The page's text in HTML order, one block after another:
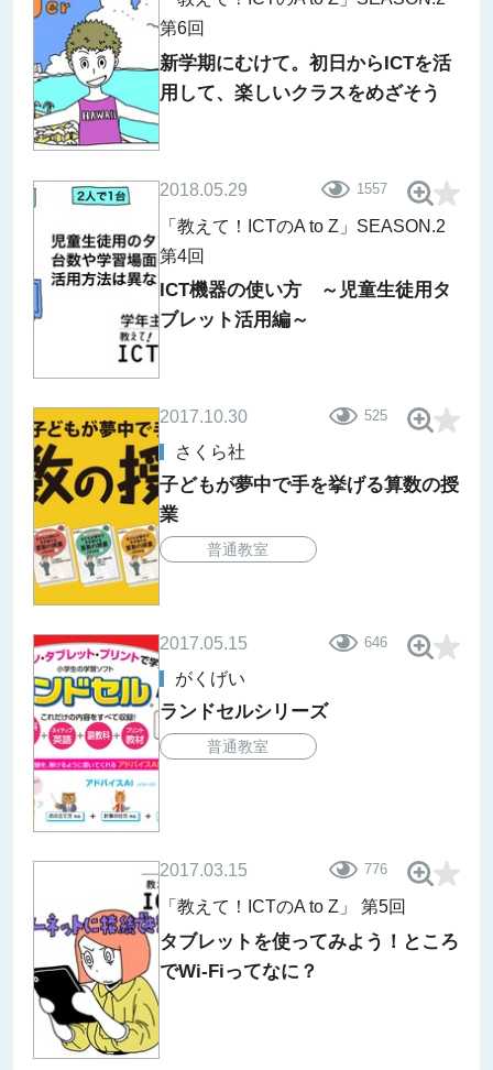
第6回
新学期にむけて。初日からICTを活
用して、楽しいクラスをめざそう
2018.05.29 1557
「教えて！ICTのA to Z」SEASON.2
第4回
ICT機器の使い方 ～児童生徒用タ
ブレット活用編～
2017.10.30 525
さくら社
子どもが夢中で手を挙げる算数の授
業
普通教室
2017.05.15 646
がくげい
ランドセルシリーズ
普通教室
2017.03.15 776
「教えて！ICTのA to Z」 第5回
タブレットを使ってみよう！ところ
でWi-Fiってなに？